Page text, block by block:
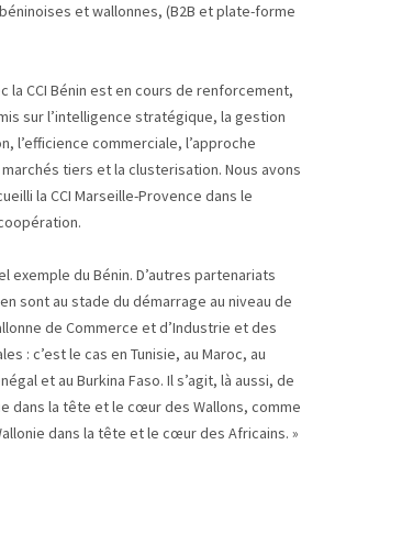
et wallonnes, (B2B et plate-forme
la CCI Bénin est en cours de renforcement,
sur l’intelligence stratégique, la gestion
l’efficience commerciale, l’approche
tiers et la clusterisation. Nous avons
la CCI Marseille-Provence dans le
exemple du Bénin. D’autres partenariats
sont au stade du démarrage au niveau de
de Commerce et d’Industrie et des
: c’est le cas en Tunisie, au Maroc, au
et au Burkina Faso. Il s’agit, là aussi, de
dans la tête et le cœur des Wallons, comme
dans la tête et le cœur des Africains. »